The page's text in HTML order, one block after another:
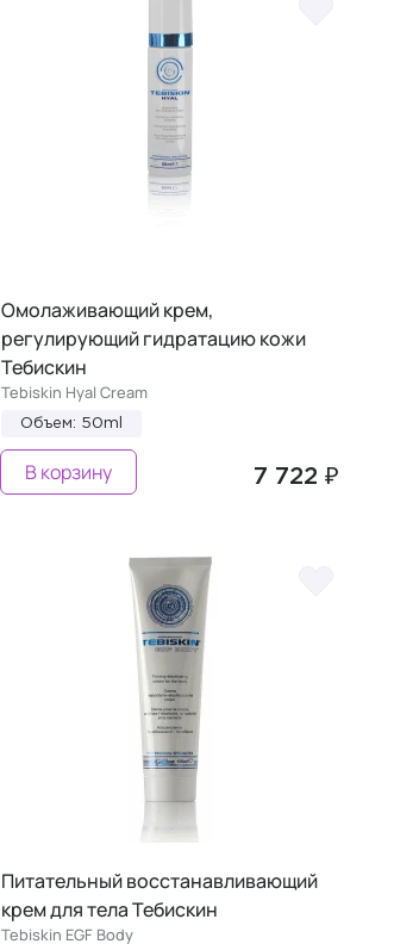
Омолаживающий крем,
регулирующий гидратацию кожи
Тебискин
Tebiskin Hyal Cream
Объем: 50ml
7 722 ₽
В корзину
Питательный восстанавливающий
крем для тела Тебискин
Tebiskin EGF Body